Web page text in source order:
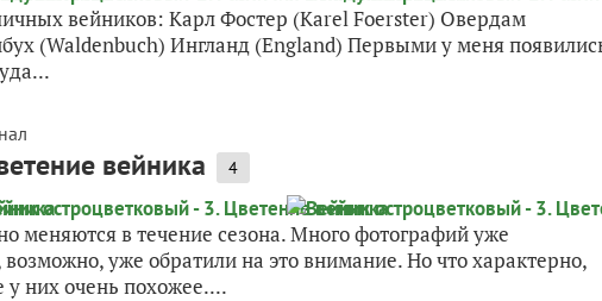
вейников: Карл Фостер (Karel Foerster) Овердам
(Waldenbuch) Ингланд (England) Первыми у меня
вейника 4
меняются в течение сезона. Много фотографий уже
уже обратили на это внимание. Но что характерно,
у них очень похожее....